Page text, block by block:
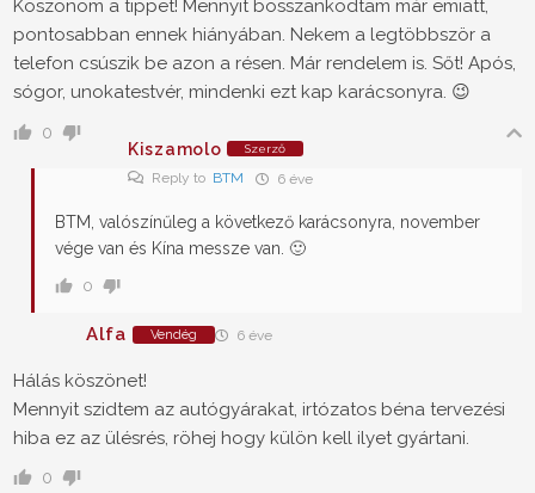
Köszönöm a tippet! Mennyit bosszankodtam már emiatt,
pontosabban ennek hiányában. Nekem a legtöbbször a
telefon csúszik be azon a résen. Már rendelem is. Sőt! Após,
sógor, unokatestvér, mindenki ezt kap karácsonyra. 😉
0
Kiszamolo
Szerző
Reply to BTM 6 éve
BTM, valószínűleg a következő karácsonyra, november
vége van és Kína messze van. 🙂
0
Alfa Vendég 6 éve
Hálás köszönet!
Mennyit szidtem az autógyárakat, irtózatos béna tervezési
hiba ez az ülésrés, röhej hogy külön kell ilyet gyártani.
0